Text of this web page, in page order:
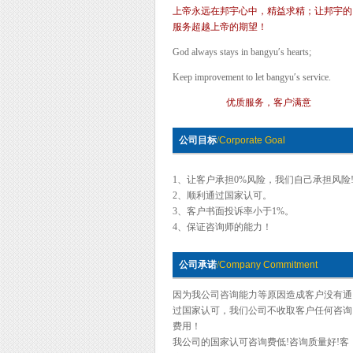
上帝永远在邦宇心中，精益求精；让邦宇的
服务超越上帝的期望！
God always stays in bangyu′s hearts;
Keep improvement to let bangyu′s service.
优质服务，客户满意
公司目标/Corporate Goal
1、让客户承担0%风险，我们自己承担风险!
2、顺利通过国家认可。
3、客户书面投诉率小于1%。
4、保证咨询师的能力！
公司承诺/Company Commitment
因为我公司咨询能力等原因造成客户没有通
过国家认可，我们公司不收取客户任何咨询
费用！
我公司的国家认可咨询费低!咨询质量好!客